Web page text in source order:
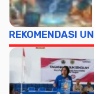
REKOMENDASI